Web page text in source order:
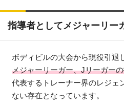
指導者としてメジャーリー
ボディビルの大会から現役引退
メジャーリーガー、Jリーガー
代表するトレーナー界のレジェ
ない存在となっています。